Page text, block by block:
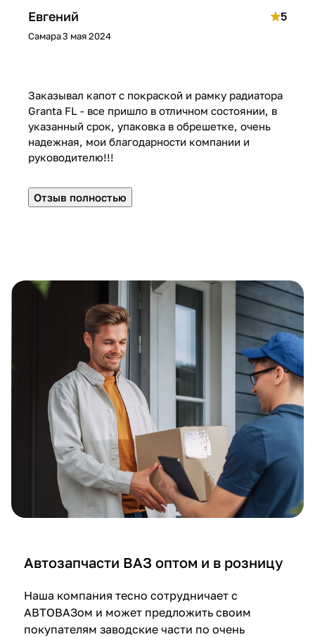
о
м
л
и
В
А
е
н
т
и
с
к
о
л
о
к
и
а
л
ю
п
у
л
ь
ы
Евгений 5
Самара3 мая 2024
Заказывал капот с покраской и рамку радиатора
Granta FL - все пришло в отличном состоянии, в
указанный срок, упаковка в обрешетке, очень
надежная, мои благодарности компании и
руководителю!!!
Отзыв полностью
Автозапчасти ВАЗ оптом и в розницу
Наша компания тесно сотрудничает с
АВТОВАЗом и может предложить своим
покупателям заводские части по очень